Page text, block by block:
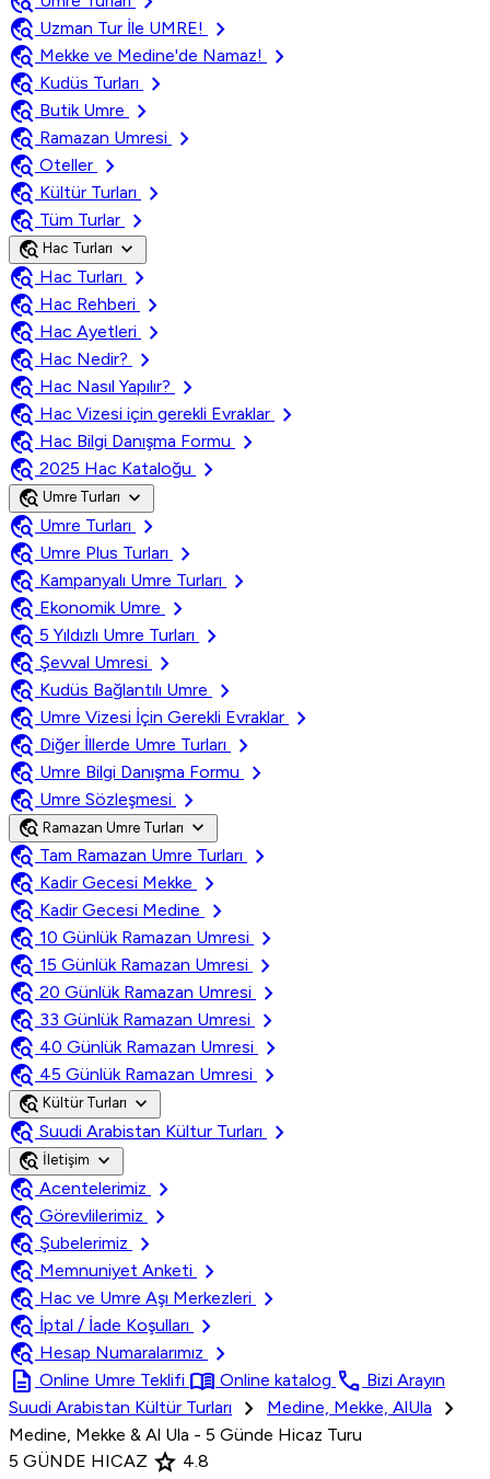
travel_explore Uzman Tur İle UMRE!
chevron_right
travel_explore Mekke ve Medine'de Namaz!
chevron_right
travel_explore Kudüs Turları
chevron_right
travel_explore Butik Umre
chevron_right
travel_explore Ramazan Umresi
chevron_right
travel_explore Oteller
chevron_right
travel_explore Kültür Turları
chevron_right
travel_explore Tüm Turlar chevron_right
travel_explore Hac Turları expand_more
travel_explore Hac Turları
chevron_right
travel_explore Hac Rehberi
chevron_right
travel_explore Hac Ayetleri
chevron_right
travel_explore Hac Nedir?
chevron_right
travel_explore Hac Nasıl Yapılır?
chevron_right
travel_explore Hac Vizesi için gerekli Evraklar
chevron_right
travel_explore Hac Bilgi Danışma Formu
chevron_right
travel_explore 2025 Hac Kataloğu chevron_right
travel_explore Umre Turları expand_more
travel_explore Umre Turları
chevron_right
travel_explore Umre Plus Turları
chevron_right
travel_explore Kampanyalı Umre Turları
chevron_right
travel_explore Ekonomik Umre
chevron_right
travel_explore 5 Yıldızlı Umre Turları
chevron_right
travel_explore Şevval Umresi
chevron_right
travel_explore Kudüs Bağlantılı Umre
chevron_right
travel_explore Umre Vizesi İçin Gerekli Evraklar
chevron_right
travel_explore Diğer İllerde Umre Turları
chevron_right
travel_explore Umre Bilgi Danışma Formu
chevron_right
travel_explore Umre Sözleşmesi chevron_right
travel_explore Ramazan Umre Turları expand_more
travel_explore Tam Ramazan Umre Turları
chevron_right
travel_explore Kadir Gecesi Mekke
chevron_right
travel_explore Kadir Gecesi Medine
chevron_right
travel_explore 10 Günlük Ramazan Umresi
chevron_right
travel_explore 15 Günlük Ramazan Umresi
chevron_right
travel_explore 20 Günlük Ramazan Umresi
chevron_right
travel_explore 33 Günlük Ramazan Umresi
chevron_right
travel_explore 40 Günlük Ramazan Umresi
chevron_right
travel_explore 45 Günlük Ramazan Umresi chevron_right
travel_explore Kültür Turları expand_more
travel_explore Suudi Arabistan Kültur Turları chevron_right
travel_explore İletişim expand_more
travel_explore Acentelerimiz
chevron_right
travel_explore Görevlilerimiz
chevron_right
travel_explore Şubelerimiz
chevron_right
travel_explore Memnuniyet Anketi
chevron_right
travel_explore Hac ve Umre Aşı Merkezleri
chevron_right
travel_explore İptal / İade Koşulları
chevron_right
travel_explore Hesap Numaralarımız
chevron_right
description Online Umre Teklifi menu_book Online katalog call Bizi Arayın
Suudi Arabistan Kültür Turları
chevron_right Medine, Mekke, AlUla chevron_right
Medine, Mekke & Al Ula - 5 Günde Hicaz Turu
5 GÜNDE HICAZ star 4.8